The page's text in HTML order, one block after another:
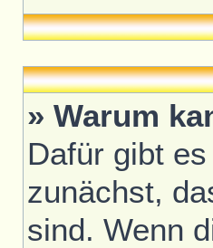
» Warum
Dafür gibt
zunächst,
sind. Wenn